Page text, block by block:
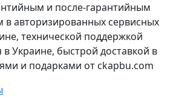
и после-гарантийным
в авторизированных сервисных
технической поддержкой
Украине, быстрой доставкой в
и подарками от ckapbu.com